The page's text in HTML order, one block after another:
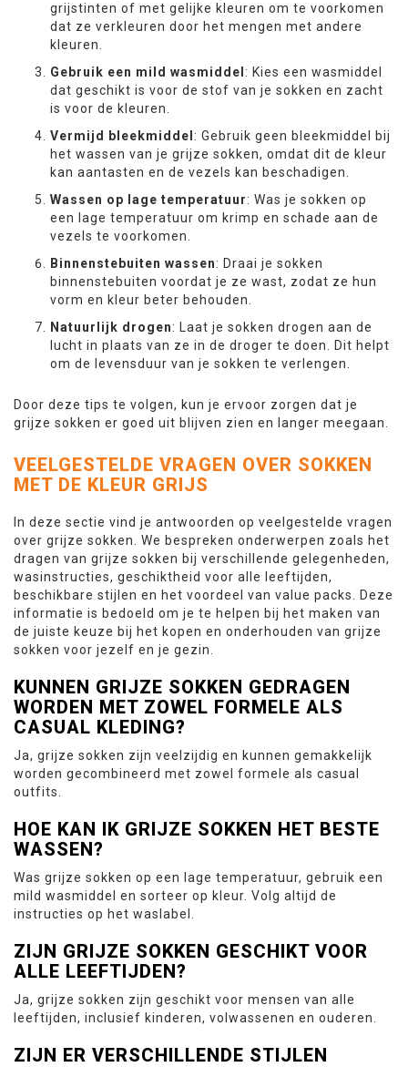
grijstinten of met gelijke kleuren om te voorkomen
dat ze verkleuren door het mengen met andere
kleuren.
Gebruik een mild wasmiddel : Kies een wasmiddel
dat geschikt is voor de stof van je sokken en zacht
is voor de kleuren.
Vermijd bleekmiddel : Gebruik geen bleekmiddel bij
het wassen van je grijze sokken, omdat dit de kleur
kan aantasten en de vezels kan beschadigen.
Wassen op lage temperatuur: Was je sokken op
een lage temperatuur om krimp en schade aan de
vezels te voorkomen.
Binnenstebuiten wassen: Draai je sokken
binnenstebuiten voordat je ze wast, zodat ze hun
vorm en kleur beter behouden.
Natuurlijk drogen: Laat je sokken drogen aan de
lucht in plaats van ze in de droger te doen. Dit helpt
om de levensduur van je sokken te verlengen.
Door deze tips te volgen, kun je ervoor zorgen dat je
grijze sokken er goed uit blijven zien en langer meegaan.
VEELGESTELDE VRAGEN OVER SOKKEN
MET DE KLEUR GRIJS
In deze sectie vind je antwoorden op veelgestelde vragen
over grijze sokken. We bespreken onderwerpen zoals het
dragen van grijze sokken bij verschillende gelegenheden,
wasinstructies, geschiktheid voor alle leeftijden,
beschikbare stijlen en het voordeel van value packs. Deze
informatie is bedoeld om je te helpen bij het maken van
de juiste keuze bij het kopen en onderhouden van grijze
sokken voor jezelf en je gezin.
KUNNEN GRIJZE SOKKEN GEDRAGEN
WORDEN MET ZOWEL FORMELE ALS
CASUAL KLEDING?
Ja, grijze sokken zijn veelzijdig en kunnen gemakkelijk
worden gecombineerd met zowel formele als casual
outfits.
HOE KAN IK GRIJZE SOKKEN HET BESTE
WASSEN?
Was grijze sokken op een lage temperatuur, gebruik een
mild wasmiddel en sorteer op kleur. Volg altijd de
instructies op het waslabel.
ZIJN GRIJZE SOKKEN GESCHIKT VOOR
ALLE LEEFTIJDEN?
Ja, grijze sokken zijn geschikt voor mensen van alle
leeftijden, inclusief kinderen, volwassenen en ouderen.
ZIJN ER VERSCHILLENDE STIJLEN